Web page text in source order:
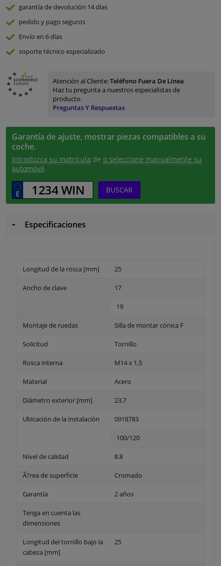
garantía de devolución 14 días
pedido y pago seguros
Envío en 6 días
soporte técnico especializado
Atención al Cliente:Teléfono Fuera De Línea
Haz tu pregunta a nuestros especialistas de
producto.
Preguntas Y Respuestas
Garantía de ajuste, mostrar piezas compatibles a su
coche.
Introduzca su matrícula de o seleccione manualmente su
automóvil.
BUSCAR
Especificaciones
Longitud de la rosca [mm] 25
Ancho de clave 17
19
Montaje de ruedas Silla de montar cónica F
Solicitud Tornillo
Rosca interna M14 x 1,5
Material Acero
Diámetro exterior [mm] 23,7
Ubicación de la instalación 0918783
100/120
Nivel de calidad 8.8
Ã?rea de superficie Cromado
Garantía 2 años
Tenga en cuenta las
dimensiones
Longitud del tornillo bajo la
cabeza [mm]
25